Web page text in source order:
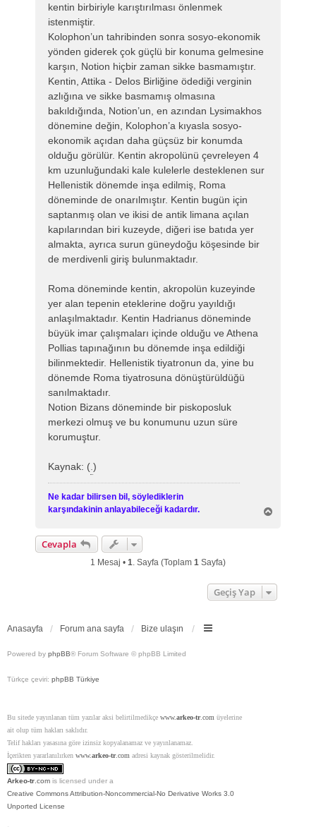
kentin birbiriyle karıştırılması önlenmek
istenmiştir.
Kolophon’un tahribinden sonra sosyo-ekonomik
yönden giderek çok güçlü bir konuma gelmesine
karşın, Notion hiçbir zaman sikke basmamıştır.
Kentin, Attika - Delos Birliğine ödediği verginin
azlığına ve sikke basmamış olmasına
bakıldığında, Notion’un, en azından Lysimakhos
dönemine değin, Kolophon’a kıyasla sosyo-
ekonomik açıdan daha güçsüz bir konumda
olduğu görülür. Kentin akropolünü çevreleyen 4
km uzunluğundaki kale kulelerle desteklenen sur
Hellenistik dönemde inşa edilmiş, Roma
döneminde de onarılmıştır. Kentin bugün için
saptanmış olan ve ikisi de antik limana açılan
kapılarından biri kuzeyde, diğeri ise batıda yer
almakta, ayrıca surun güneydoğu köşesinde bir
de merdivenli giriş bulunmaktadır.
Roma döneminde kentin, akropolün kuzeyinde
yer alan tepenin eteklerine doğru yayıldığı
anlaşılmaktadır. Kentin Hadrianus döneminde
büyük imar çalışmaları içinde olduğu ve Athena
Pollias tapınağının bu dönemde inşa edildiği
bilinmektedir. Hellenistik tiyatronun da, yine bu
dönemde Roma tiyatrosuna dönüştürüldüğü
sanılmaktadır.
Notion Bizans döneminde bir piskoposluk
merkezi olmuş ve bu konumunu uzun süre
korumuştur.
Kaynak: (. )
Ne kadar bilirsen bil, söylediklerin
karşındakinin anlayabileceği kadardır.
Cevapla
1 Mesaj • 1. Sayfa (Toplam 1Sayfa)
Geçiş Yap
Anasayfa Forum ana sayfa Bize ulaşın
Powered by phpBB® Forum Software © phpBB Limited
Türkçe çeviri: phpBB Türkiye
Bu sitede yayınlanan tüm yazılar aksi belirtilmedikçe www.arkeo-tr.com üyelerine
ait olup tüm hakları saklıdır.
Telif hakları yasasına göre izinsiz kopyalanamaz ve yayınlanamaz.
İçerikten yararlanılırken www.arkeo-tr.com adresi kaynak gösterilmelidir.
Arkeo-tr .com is licensed under a
Creative Commons Attribution-Noncommercial-No Derivative Works 3.0
Unported License